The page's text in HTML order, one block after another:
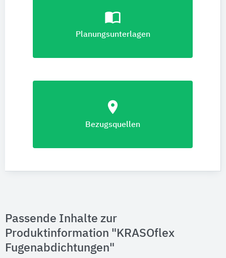
import_contacts
Planungsunterlagen
location_on
Bezugsquellen
Passende Inhalte zur
Produktinformation "KRASOflex
Fugenabdichtungen"